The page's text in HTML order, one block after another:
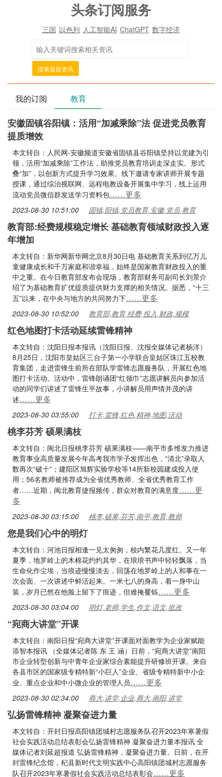
头条订阅服务
三国 以色列 人工智能AI ChatGPT 数字经济
搜索最新资讯
我的订阅 教育
安徽固镇谷阳镇：活用“加减乘除”法 促进党员教育
提质增效
本文转自：人民网-安徽频道安徽省固镇县谷阳镇坚持以党建为引
领，活用“加减乘除”工作法，助推党员教育培训走深走实。形式
叠“加”，以创新方式提升学习效果。线下邀请专家讲师开展专题
授课，通过综治视联网、远程电教设备开展集中学习，线上运用
流动党员微信群发送学习资料包……更多
2023-08-30 10:51:00 固镇,阳镇,党员教育,安徽,党员,教育
教育部:经费规模稳定增长 基础教育领域财政投入逐
年增加
本文转自：新华网新华网北京8月30日电 基础教育关系到亿万儿
童健康成长和千万家庭和谐幸福，始终是国家教育财政投入的重
中之重。在今日教育部发布会现场，教育部财务司副司长刘景介
绍了为基础教育扩优提质提供财力支撑的相关情况。据悉，“十三
五”以来，在中央与地方的共同努力下……更多
2023-08-30 10:52:00 教育部,教育,经费,投入,财政,规模
红色地图打卡活动延续雷锋精神
本文转自：沈阳日报本报讯（沈阳日报、沈报全媒体记者杨洋）
8月25日，沈阳市皇姑区三台子第一小学联合皇姑区珠江五校教
育集团，走进雷锋生前所在部队学雷锋志愿服务队，开展红色地
图打卡活动。活动中，雷锋朗诵团“红领巾”志愿讲解员向参加活
动的同学们讲述了雷锋生平故事，小讲解员用声情并茂的讲
述……更多
2023-08-30 03:55:00 打卡,雷锋,红色,精神,地图,活动
桃李芬芳 硕果满枝
本文转自：闽北日报桃李芬芳 硕果满枝——南平市多维发力推进
教育事业高质量发展今年高考我市学子发挥出色，“清北”录取人
数再次“破十”；建阳区旭辉实验学校等14所新校园建成投入使
用；56名教师被推荐成为全省优秀教师、全省优秀教育工作
者……近期，闽北教育捷报频传，群众对教育的满意度……更
多
2023-08-30 03:15:00 桃李,硕果,芬芳,南平,教育,教师
您是我们心中的明灯
本文转自：河池日报相逢一见太匆匆，校内繁花几度红。又一年
夏季，地罗岭上的木棉花灼灼其华，在琅琅书声中轻轻飘落，当
生命化作尘埃，当痕迹慢慢淡去，回荡在地罗岭上的人和事在一
次会面、一次讲述中鲜活起来。一米七八的身高，着一身中山
装，岁月已然在他脸上留下了痕迹，但难掩矍铄……更多
2023-08-30 03:04:00 明灯,老师,学生,作文,语文,批改
“宛商大讲堂”开课
本文转自：南阳日报“宛商大讲堂”开课面对面教学为企业家赋能
添智本报讯 （全媒体记者陈 东 王 涵）日前，“宛商大讲堂”南阳
市企业转型创新与中青年企业家综合素能提升研修班开课。来自
各县市区的国家级专精特新“小巨人”企业、省级专精特新中小企
业、重点企业和中小微企业的管理人员……更多
2023-08-30 02:34:00 商大,讲堂,企业,商大,南阳,讲堂
弘扬雷锋精神 凝聚奋进力量
本文转自：开封日报高阳镇团城村志愿服务队召开2023年寒暑假
社会实践活动总结表彰会弘扬雷锋精神 凝聚奋进力量本报讯 全
媒体记者刘延超报道 弘扬雷锋精神，凝聚奋进力量。日前，在开
封雷锋纪念馆，杞县新时代文明实践中心高阳镇团城村志愿服务
队召开2023年寒暑假社会实践活动总结表彰会……更多